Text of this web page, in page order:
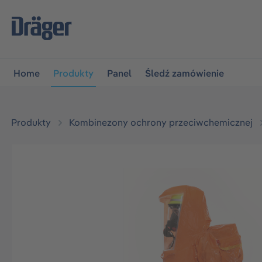
do głównej nawigacji
Home Produkty Panel Śledź zamówienie
Produkty Kombinezony ochrony przeciwchemicznej